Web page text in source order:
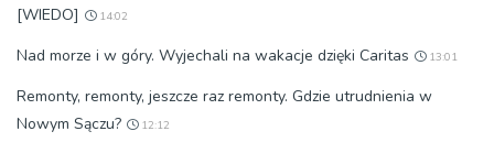
[WIEDO]
14:02
Nad morze i w góry. Wyjechali na wakacje dzięki Caritas 13:01
Remonty, remonty, jeszcze raz remonty. Gdzie utrudnienia w
Nowym Sączu?
12:12